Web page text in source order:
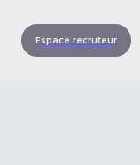
Espace recruteur